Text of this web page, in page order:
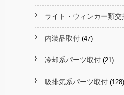
ライト・ウィンカー類交
内装品取付 (47)
冷却系パーツ取付 (21)
吸排気系パーツ取付 (128)